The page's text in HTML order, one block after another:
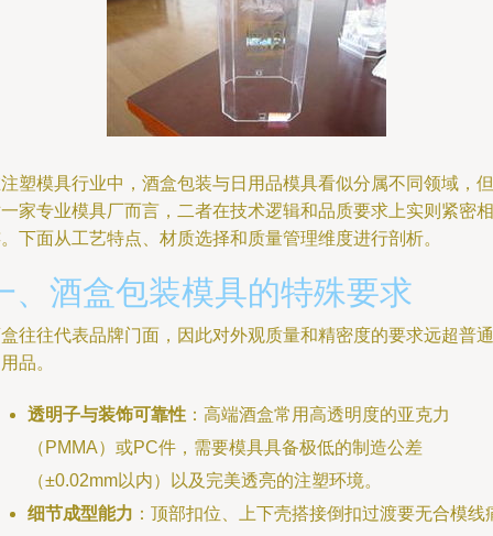
塑模具行业中，酒盒包装与日用品模具看似分属不同领域，但
家专业模具厂而言，二者在技术逻辑和品质要求上实则紧密相
下面从工艺特点、材质选择和质量管理维度进行剖析。
、酒盒包装模具的特殊要求
往往代表品牌门面，因此对外观质量和精密度的要求远超普通
品。
透明子与装饰可靠性 ：高端酒盒常用高透明度的亚克力
（PMMA）或PC件，需要模具具备极低的制造公差
（±0.02mm以内）以及完美透亮的注塑环境。
细节成型能力 ：顶部扣位、上下壳搭接倒扣过渡要无合模线